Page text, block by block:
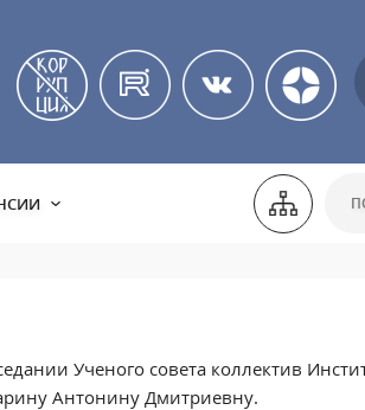
Ученого совета коллектив
Антонину Дмитриевну.